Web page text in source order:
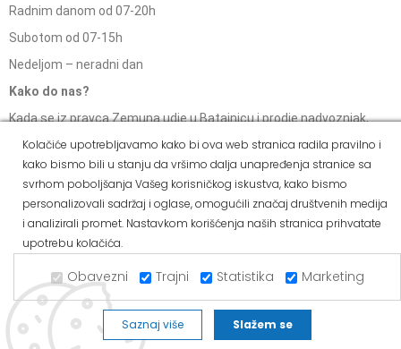
Radnim danom od 07-20h
Subotom od 07-15h
Nedeljom – neradni dan
Kako do nas?
Kada se iz pravca Zemuna udje u Batajnicu i prodje nadvoznjak,
nalazimo se sa desne strane.
ALVOS NOVA PAZOVA
Kralja Petra I Karađorđevića 62/2, Nova Pazova
Tel: 011/377-44-63
Tel: 011/420-88-97
novapazova@alvos.rs
Kolačiće upotrebljavamo kako bi ova web stranica radila pravilno i
kako bismo bili u stanju da vršimo dalja unapređenja stranice sa
svrhom poboljšanja Vašeg korisničkog iskustva, kako bismo
personalizovali sadržaj i oglase, omogućili značaj društvenih medija
i analizirali promet. Nastavkom korišćenja naših stranica prihvatate
upotrebu kolačića.
Obavezni Trajni Statistika Marketing
Saznaj više Slažem se